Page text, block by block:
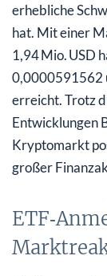
erhebliche
hat. Mit einer
1,94 Mio. USD
0,0000591562
erreicht. Trotz
Entwicklungen
Kryptomarkt
großer